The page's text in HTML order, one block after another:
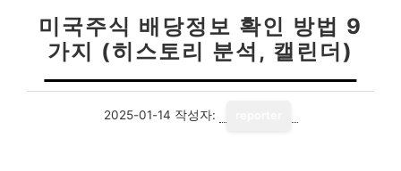
미국주식 배당정보 확인 방법 9
가지 (히스토리 분석, 캘린더)
2025-01-14 작성자: